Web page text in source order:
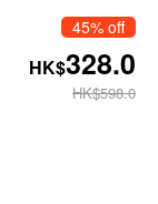
45% off
HK$328.0
HK$598.0